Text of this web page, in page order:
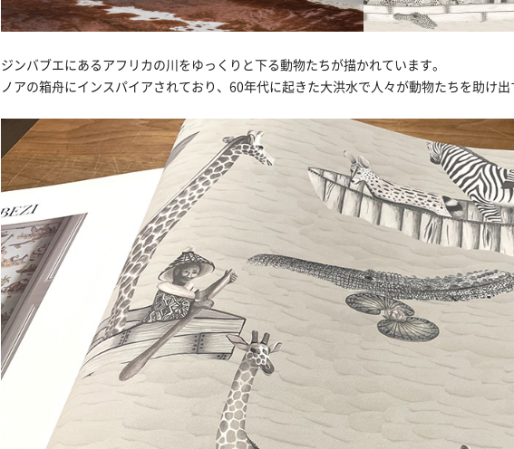
ジンバブエにあるアフリカの川をゆっくりと下る動物たちが描かれています。
ノアの箱舟にインスパイアされており、60年代に起きた大洪水で人々が動物たちを助け出